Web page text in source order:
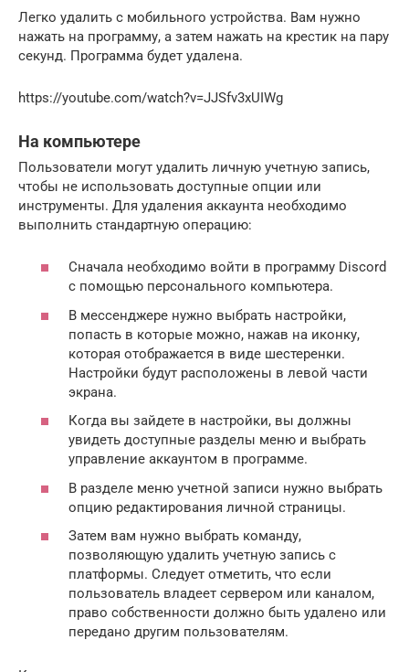
Легко удалить с мобильного устройства. Вам нужно
нажать на программу, а затем нажать на крестик на пару
секунд. Программа будет удалена.
https://youtube.com/watch?v=JJSfv3xUIWg
На компьютере
Пользователи могут удалить личную учетную запись,
чтобы не использовать доступные опции или
инструменты. Для удаления аккаунта необходимо
выполнить стандартную операцию:
Сначала необходимо войти в программу Discord
с помощью персонального компьютера.
В мессенджере нужно выбрать настройки,
попасть в которые можно, нажав на иконку,
которая отображается в виде шестеренки.
Настройки будут расположены в левой части
экрана.
Когда вы зайдете в настройки, вы должны
увидеть доступные разделы меню и выбрать
управление аккаунтом в программе.
В разделе меню учетной записи нужно выбрать
опцию редактирования личной страницы.
Затем вам нужно выбрать команду,
позволяющую удалить учетную запись с
платформы. Следует отметить, что если
пользователь владеет сервером или каналом,
право собственности должно быть удалено или
передано другим пользователям.